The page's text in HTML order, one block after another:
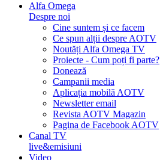
Alfa Omega
Despre noi
Cine suntem și ce facem
Ce spun alții despre AOTV
Noutăți Alfa Omega TV
Proiecte - Cum poți fi parte?
Donează
Campanii media
Aplicația mobilă AOTV
Newsletter email
Revista AOTV Magazin
Pagina de Facebook AOTV
Canal TV
live&emisiuni
Video